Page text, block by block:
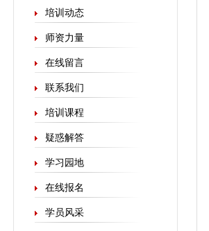
培训动态
师资力量
在线留言
联系我们
培训课程
疑惑解答
学习园地
在线报名
学员风采